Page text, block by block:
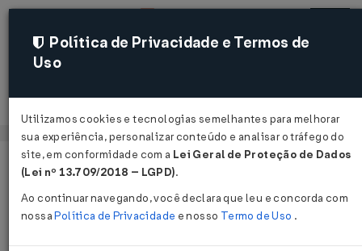
Acessar
Página Inicial Legislações
Circular BACEN Nº 3115 DE
Política de Privacidade e Termos de
Uso
Utilizamos cookies e tecnologias semelhantes para melhorar
sua experiência, personalizar conteúdo e analisar o tráfego do
site, em conformidade com a Lei Geral de Proteção de Dados
(Lei nº 13.709/2018 – LGPD).
Ao continuar navegando, você declara que leu e concorda com
nossaPolítica de Privacidade e nosso Termo de Uso .